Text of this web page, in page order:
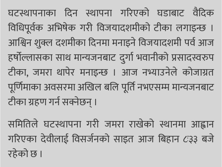
घटस्थापनाका दिन स्थापना गरिएको घडाबाट वैदिक
विधिपूर्वक अभिषेक गरी विजयादशमीको टीका लगाइन्छ ।
आश्विन शुक्ल दशमीका दिनमा मनाइने विजयादशमी पर्व आज
हर्षोल्लासका साथ मान्यजनबाट दुर्गा भवानीको प्रसादस्वरुप
टीका, जमरा थापेर मनाइन्छ । आज नभ्याउनेले कोजाग्रत
पूर्णिमाका अवसरमा अखिल बलि पूर्ति नभएसम्म मान्यजनबाट
टीका ग्रहण गर्न सक्नेछन् ।
समितिले घटस्थापना गरी जमरा राखेको स्थानमा आह्वान
गरिएका देवीलाई विसर्जनको साइत आज बिहान ८ः३३ बजे
रहेको छ ।